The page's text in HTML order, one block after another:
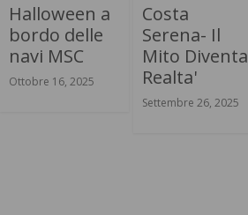
Halloween a
bordo delle
navi MSC
Ottobre 16, 2025
Costa
Serena- Il
Mito Diventa
Realta'
Settembre 26, 2025